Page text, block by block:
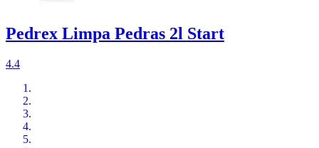
Pedrex Limpa Pedras 2l Start
4.4